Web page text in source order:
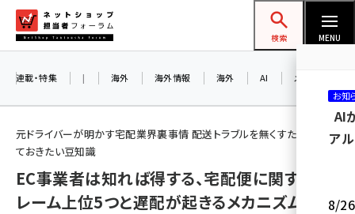
ン
ネットショップ担当者フォーラム
検索 MENU
amazon (2243)
yahoo (1898)
連載・特集 | 海外 海外情報 海外 AI メタバース
元ドライバーが明かす宅配業界裏事情 配送トラブルを無くすために知っ
ておきたい豆知識
EC事業者は知れば得する、宅配便に関するク
レーム上位5つと遅配が起きるメカニズム
お知
AI
ア
8/26